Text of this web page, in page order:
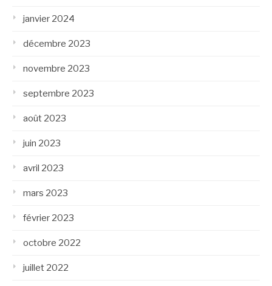
janvier 2024
décembre 2023
novembre 2023
septembre 2023
août 2023
juin 2023
avril 2023
mars 2023
février 2023
octobre 2022
juillet 2022